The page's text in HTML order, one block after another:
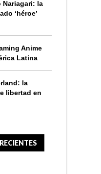
Nariagari: la
‘héroe’
Anime
Latina
la
libertad en